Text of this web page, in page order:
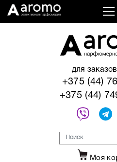
для
+375 (44)
+375 (44)
Моя